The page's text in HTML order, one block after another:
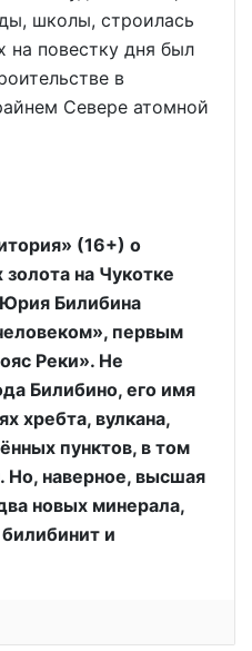
школы, строилась
на повестку дня был
в
Севере атомной
(16+) о
на Чукотке
Билибина
первым
Реки». Не
Билибино, его имя
хребта, вулкана,
пунктов, в том
Но, наверное, высшая
новых минерала,
билибинит и